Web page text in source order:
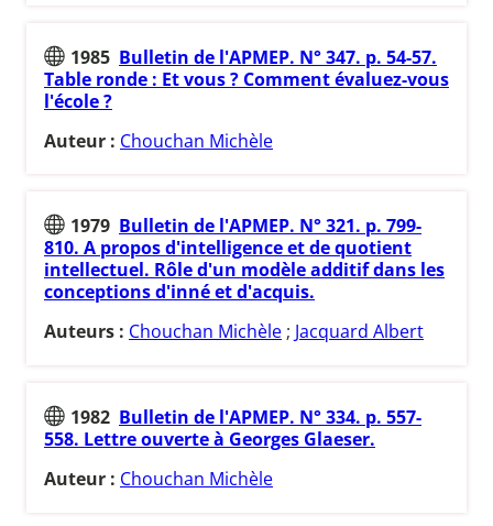
1985 Bulletin de l'APMEP. N° 347. p. 54-57.
Table ronde : Et vous ? Comment évaluez-vous
l'école ?
Auteur : Chouchan Michèle
1979 Bulletin de l'APMEP. N° 321. p. 799-
810. A propos d'intelligence et de quotient
intellectuel. Rôle d'un modèle additif dans les
conceptions d'inné et d'acquis.
Auteurs : Chouchan Michèle ; Jacquard Albert
1982 Bulletin de l'APMEP. N° 334. p. 557-
558. Lettre ouverte à Georges Glaeser.
Auteur : Chouchan Michèle